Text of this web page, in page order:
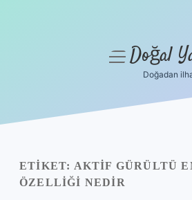
Yasal Uyarı
menüyüDoğal
Doğadan
ETIKET: AKTIF GÜRÜLTÜ
ÖZELLIĞI NEDIR